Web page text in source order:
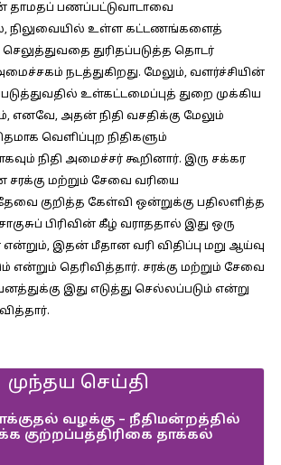
தாமதப் பணப்பட்டுவாடாவை
நிலுவையில் உள்ள கட்டணங்களைத்
துரிதப்படுத்த தொடர்
நடத்துகிறது. மேலும், வளர்ச்சியின்
உள்கட்டமைப்புத் துறை முக்கிய
எனவே, அதன் நிதி வசதிக்கு மேலும்
வெளிப்புற நிதிகளும்
நிதி அமைச்சர் கூறினார். இரு சக்கர
மற்றும் சேவை வரியை
குறித்த கேள்வி ஒன்றுக்கு பதிலளித்த
பிரிவின் கீழ் வராததால் இது ஒரு
இதன் மீதான வரி விதிப்பு மறு ஆய்வு
தெரிவித்தார். சரக்கு மற்றும் சேவை
இது எடுத்து செல்லப்படும் என்று
முந்தய செய்தி
வழக்கு – நீதிமன்றத்தில்
குற்றப்பத்திரிகை தாக்கல்